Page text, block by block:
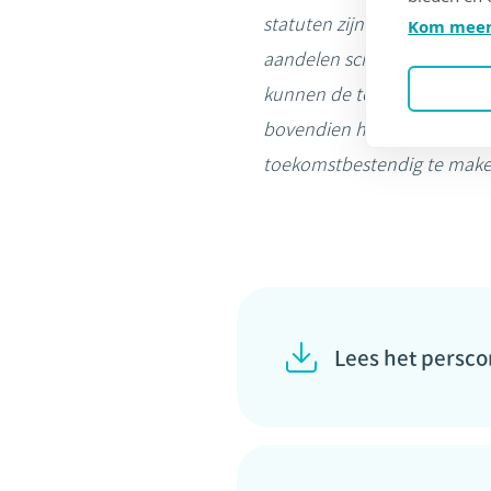
statuten zijn aangepast.
aandelen schenken aan
kunnen de toetreding en
bovendien het perfecte
toekomstbestendig te
Lees het
Kom